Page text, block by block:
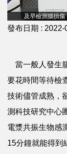
及早檢測腦損
發布日期 : 2022-
當一般人發生
要花時間等待檢
技術儘管成熟，
測科技研究中心
電漿共振生物感
15分鐘就能得到